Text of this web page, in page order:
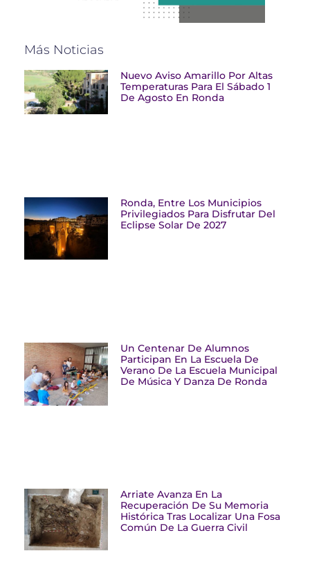
Más Noticias
Nuevo Aviso Amarillo Por Altas
Temperaturas Para El Sábado 1
De Agosto En Ronda
Ronda, Entre Los Municipios
Privilegiados Para Disfrutar Del
Eclipse Solar De 2027
Un Centenar De Alumnos
Participan En La Escuela De
Verano De La Escuela Municipal
De Música Y Danza De Ronda
Arriate Avanza En La
Recuperación De Su Memoria
Histórica Tras Localizar Una Fosa
Común De La Guerra Civil